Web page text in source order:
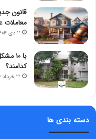
قانون
معاملات
۱۱ دی ۱۴۰۴
با
کدامند؟
۲۱ خرداد ۱۴۰۴
دسته بندی ها